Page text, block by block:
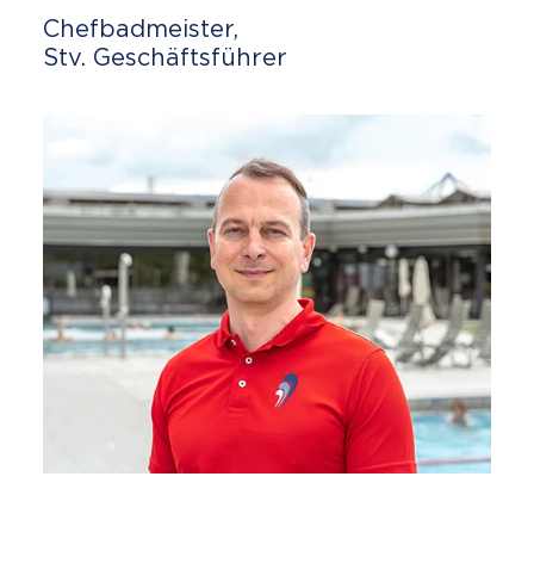
Chefbadmeister,
Stv. Geschäftsführer